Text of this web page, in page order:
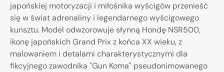
japońskiej motoryzacji i miłośnika wyścigów przenieść
się w świat adrenaliny i legendarnego wyścigowego
kunsztu. Model odwzorowuje słynną Hondę NSR500,
ikonę japońskich Grand Prix z końca XX wieku, z
malowaniem i detalami charakterystycznymi dla
fikcyjnego zawodnika "Gun Koma" pseudonimowanego